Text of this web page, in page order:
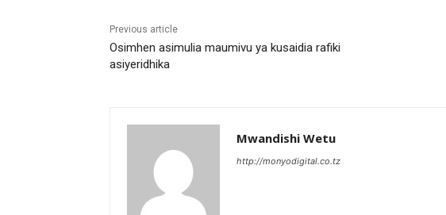
Previous article
Osimhen asimulia maumivu ya kusaidia rafiki
asiyeridhika
Mwandishi Wetu
http://monyodigital.co.tz